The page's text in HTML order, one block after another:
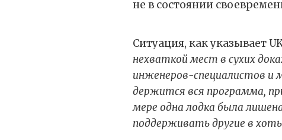
не в состоянии
Ситуация, как указывает
нехваткой мест в сухих
инженеров-специалистов и
держится вся программа,
мере одна лодка была
поддерживать другие в